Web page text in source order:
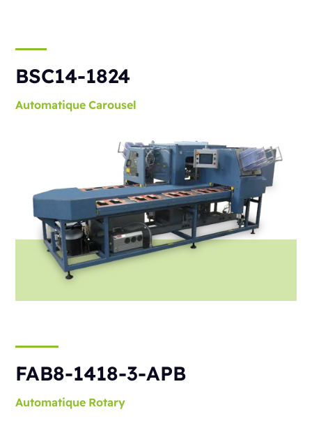
BSC14-1824
Automatique Carousel
FAB8-1418-3-APB
Automatique Rotary